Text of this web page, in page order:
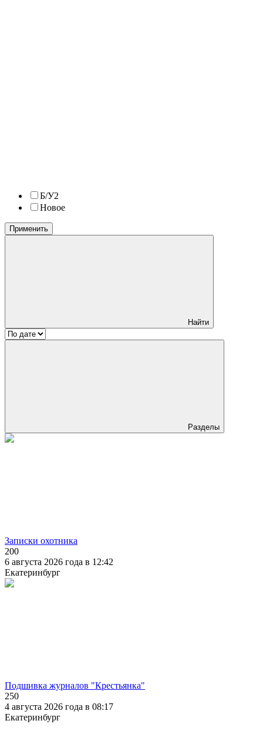
Б/У2
Новое
Применить
Найти
Разделы
Записки охотника
200
6 августа 2026 года в 12:42
Екатеринбург
Подшивка журналов "Крестьянка"
250
4 августа 2026 года в 08:17
Екатеринбург